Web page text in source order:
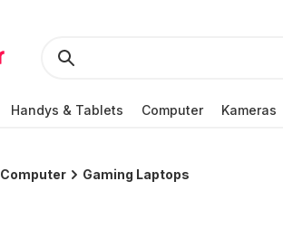
Handys & Tablets Computer Kameras
Computer Gaming Laptops